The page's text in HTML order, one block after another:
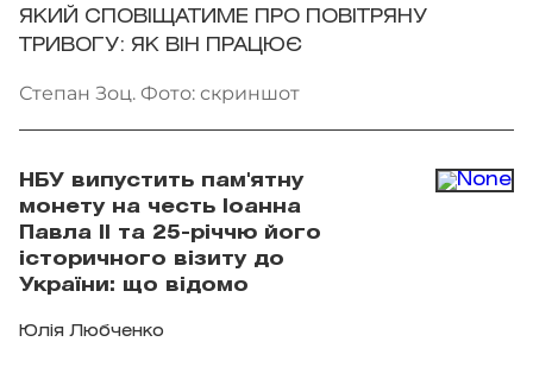
ЯКИЙ СПОВІЩАТИМЕ ПРО ПОВІТРЯНУ
ТРИВОГУ: ЯК ВІН ПРАЦЮЄ
Степан Зоц. Фото: скриншот
НБУ випустить пам'ятну
монету на честь Іоанна
Павла II та 25-річчю його
історичного візиту до
України: що відомо
Юлія Любченко